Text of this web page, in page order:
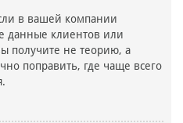
в вашей компании
данные клиентов или
получите не теорию, а
поправить, где чаще всего